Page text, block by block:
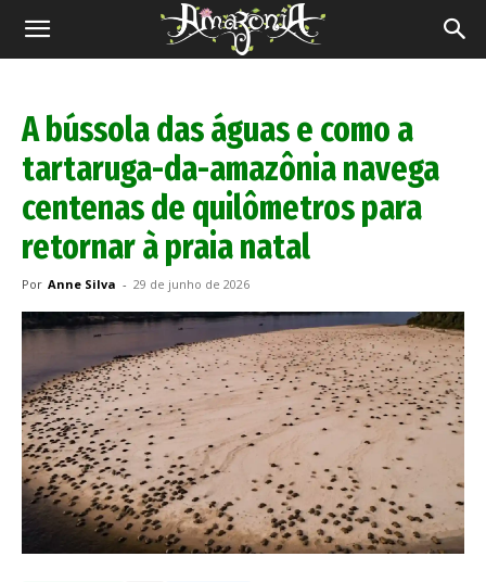
Revista
A bússola das águas e como a
tartaruga-da-amazônia navega
centenas de quilômetros para
retornar à praia natal
Por Anne Silva - 29 de junho de 2026